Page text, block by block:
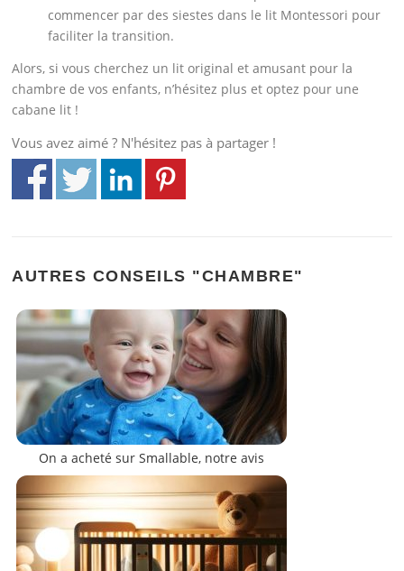
commencer par des siestes dans le lit Montessori pour
faciliter la transition.
Alors, si vous cherchez un lit original et amusant pour la
chambre de vos enfants, n’hésitez plus et optez pour une
cabane lit !
Vous avez aimé ? N'hésitez pas à partager !
AUTRES CONSEILS "CHAMBRE"
On a acheté sur Smallable, notre avis